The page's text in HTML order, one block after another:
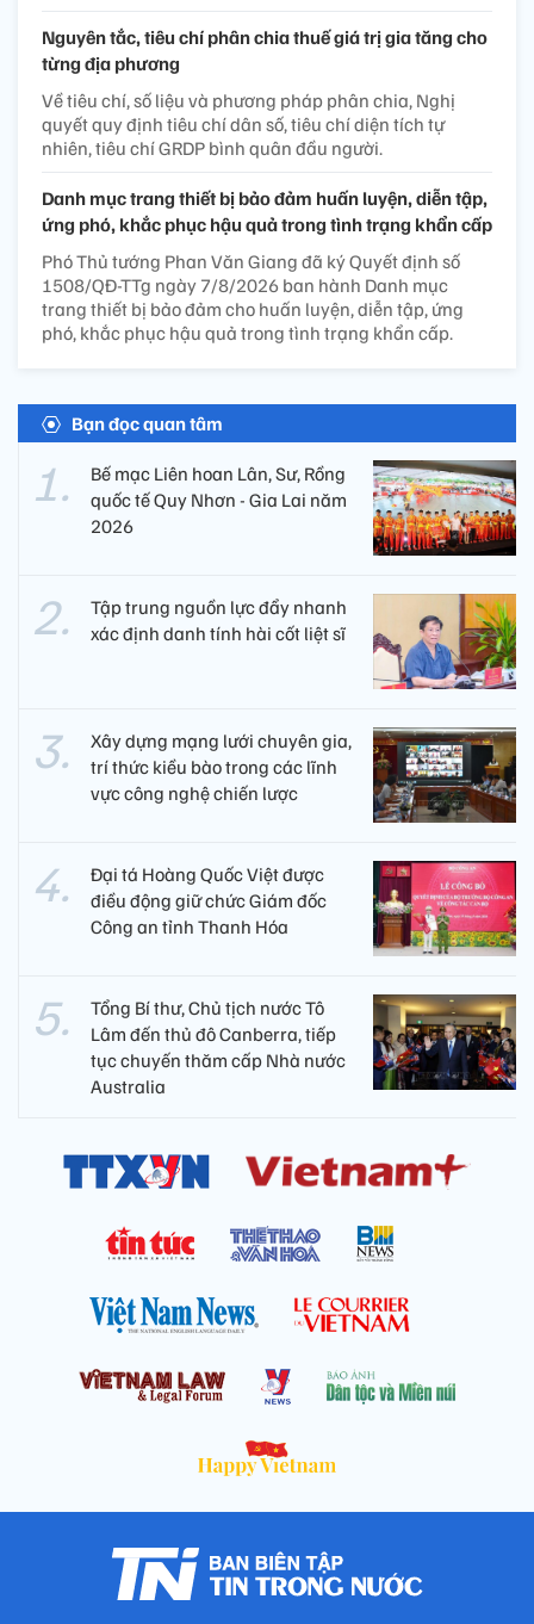
Nguyên tắc, tiêu chí phân chia thuế giá trị gia tăng cho
từng địa phương
Về tiêu chí, số liệu và phương pháp phân chia, Nghị
quyết quy định tiêu chí dân số, tiêu chí diện tích tự
nhiên, tiêu chí GRDP bình quân đầu người.
Danh mục trang thiết bị bảo đảm huấn luyện, diễn tập,
ứng phó, khắc phục hậu quả trong tình trạng khẩn cấp
Phó Thủ tướng Phan Văn Giang đã ký Quyết định số
1508/QĐ-TTg ngày 7/8/2026 ban hành Danh mục
trang thiết bị bảo đảm cho huấn luyện, diễn tập, ứng
phó, khắc phục hậu quả trong tình trạng khẩn cấp.
Bạn đọc quan tâm
Bế mạc Liên hoan Lân, Sư, Rồng
quốc tế Quy Nhơn - Gia Lai năm
2026
Tập trung nguồn lực đẩy nhanh
xác định danh tính hài cốt liệt sĩ
Xây dựng mạng lưới chuyên gia,
trí thức kiều bào trong các lĩnh
vực công nghệ chiến lược
Đại tá Hoàng Quốc Việt được
điều động giữ chức Giám đốc
Công an tỉnh Thanh Hóa
Tổng Bí thư, Chủ tịch nước Tô
Lâm đến thủ đô Canberra, tiếp
tục chuyến thăm cấp Nhà nước
Australia